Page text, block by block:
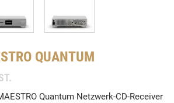
QUANTUM
Quantum Netzwerk-CD-Receiver